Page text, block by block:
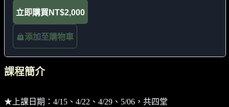
立即購買 NT$2,000
添加至購物車
課程簡介
★上課日期：4/15、4/22、4/29、5/06，共四堂